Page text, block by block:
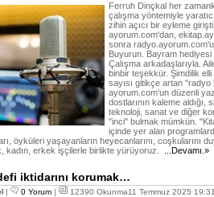
Ferruh Dinçkal her
çalışma yöntemiyle
zihin açıcı bir eyleme
ayorum.com'dan,
sonra
Buyurun. Bayram hediyesi
Çalışma arkadaşlarıyla.
binbir teşekkür. Şimdilik
sayısı gitikçe artan "radyo
ayorum.com'un düzenli
dostlarının kaleme aldığı,
teknoloji, sanat ve diğer
"inci" bulmak mümkün.
içinde yer alan
öyküleri yaşayanların heyecanlarını, coşkularını
kadın, erkek işçilerle birlikte yürüyoruz.
...Devamı.»
iktidarını korumak…
| 0 Yorum | 12390 Okunma11 Temmuz 2025